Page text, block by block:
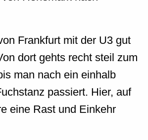
Frankfurt mit der U3 gut
dort gehts recht steil zum
man nach ein einhalb
passiert. Hier, auf
eine Rast und Einkehr